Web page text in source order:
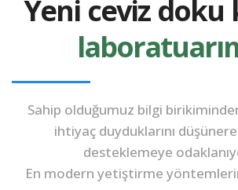
Yeni ceviz
Sahip olduğumuz bilgi
ihtiyaç duyduklarını
desteklemeye
En modern yetiştirme